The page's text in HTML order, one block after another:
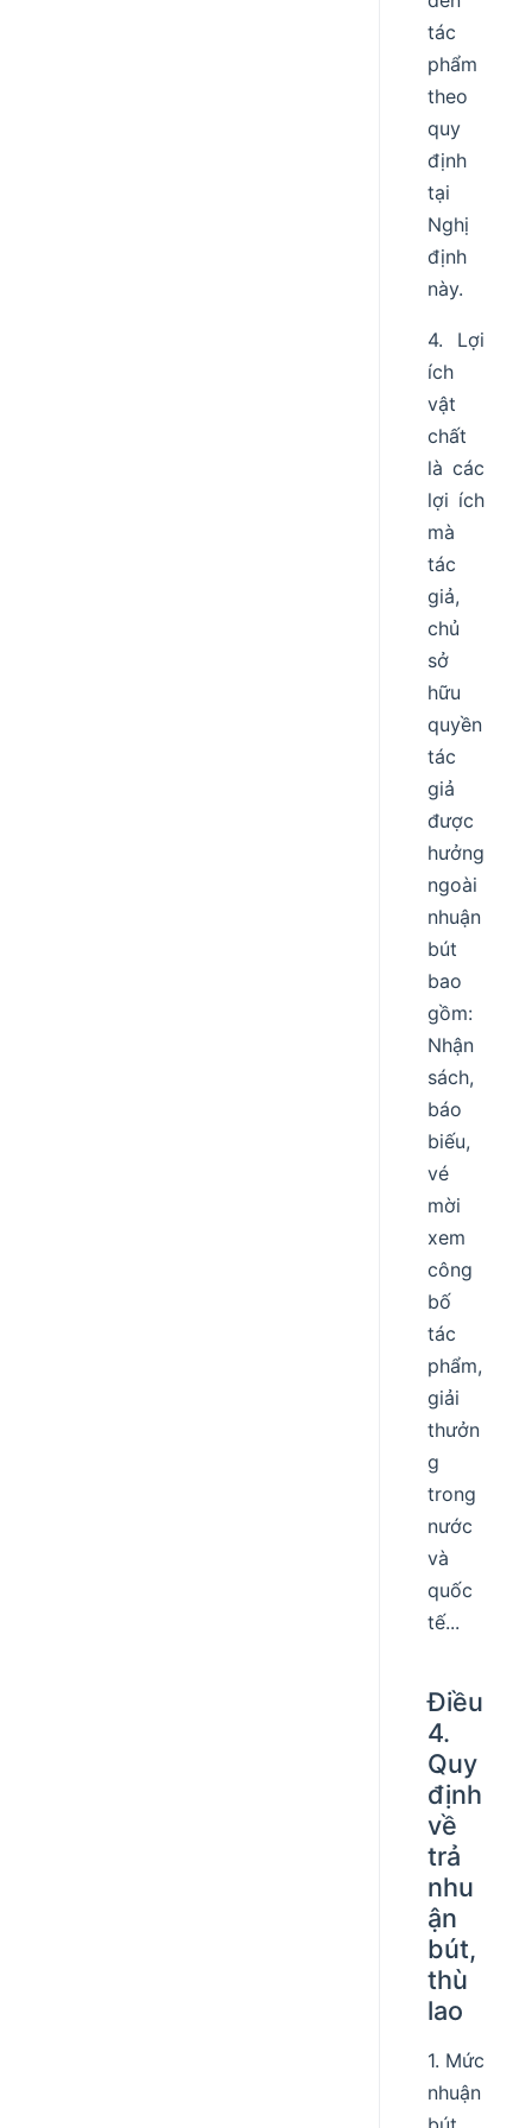
tác
phẩm
theo
quy
định
tại
Nghị
định
này.
4. Lợi
ích
vật
chất
là các
lợi ích
mà
tác
giả,
chủ
sở
hữu
quyền
tác
giả
được
hưởng
ngoài
nhuận
bút
bao
gồm:
Nhận
sách,
báo
biếu,
vé
mời
xem
công
bố
tác
phẩm,
giải
thưởn
g
trong
nước
và
quốc
tế...
Điều
4.
Quy
định
về
trả
nhu
ận
bút,
thù
lao
1. Mức
nhuận